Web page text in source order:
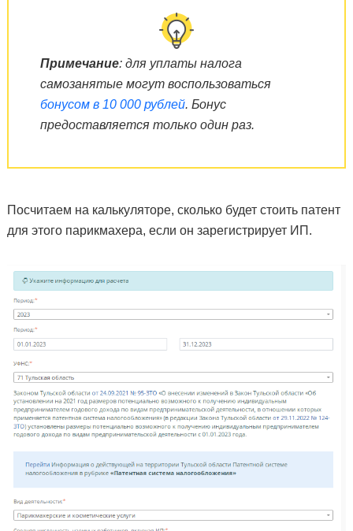
Примечание: для уплаты налога
самозанятые могут воспользоваться
бонусом в 10 000 рублей. Бонус
предоставляется только один раз.
Посчитаем на калькуляторе, сколько будет стоить патент
для этого парикмахера, если он зарегистрирует ИП.